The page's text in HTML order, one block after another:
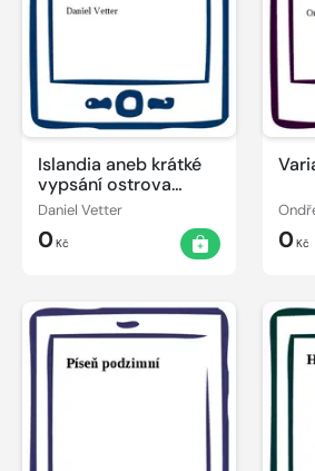
Islandia aneb krátké
vypsání ostrova
Islandu
Daniel Vetter
0Kč 0Kč